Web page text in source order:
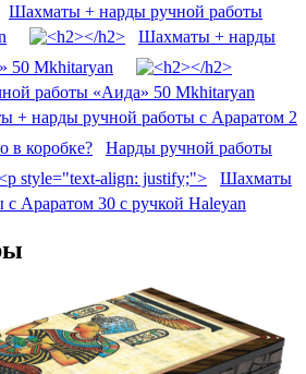
Шахматы + нарды ручной работы
Шахматы + нарды
50 Mkhitaryan
работы «Аида» 50 Mkhitaryan
+ нарды ручной работы с Араратом 2
Нарды ручной работы
Шахматы
Араратом 30 с ручкой Haleyan